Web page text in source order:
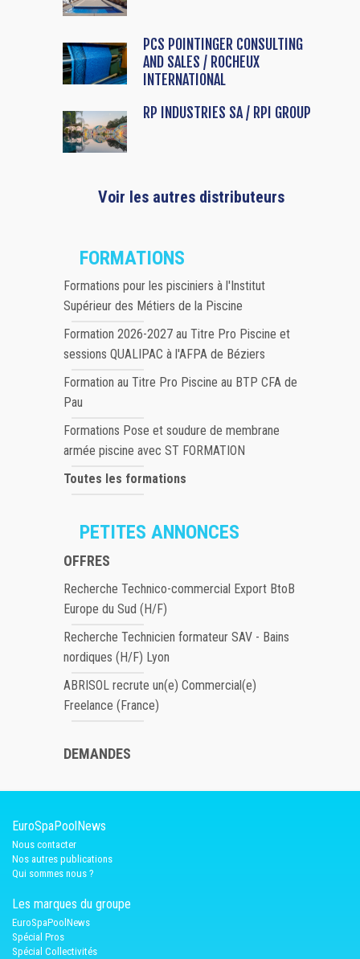
PCS POINTINGER CONSULTING
AND SALES / ROCHEUX
INTERNATIONAL
RP INDUSTRIES SA / RPI GROUP
Voir les autres distributeurs
FORMATIONS
Formations pour les pisciniers à l'Institut
Supérieur des Métiers de la Piscine
Formation 2026-2027 au Titre Pro Piscine et
sessions QUALIPAC à l'AFPA de Béziers
Formation au Titre Pro Piscine au BTP CFA de
Pau
Formations Pose et soudure de membrane
armée piscine avec ST FORMATION
Toutes les formations
PETITES ANNONCES
OFFRES
Recherche Technico-commercial Export BtoB
Europe du Sud (H/F)
Recherche Technicien formateur SAV - Bains
nordiques (H/F) Lyon
ABRISOL recrute un(e) Commercial(e)
Freelance (France)
DEMANDES
EuroSpaPoolNews
Nous contacter
Nos autres publications
Qui sommes nous ?
Les marques du groupe
EuroSpaPoolNews
Spécial Pros
Spécial Collectivités